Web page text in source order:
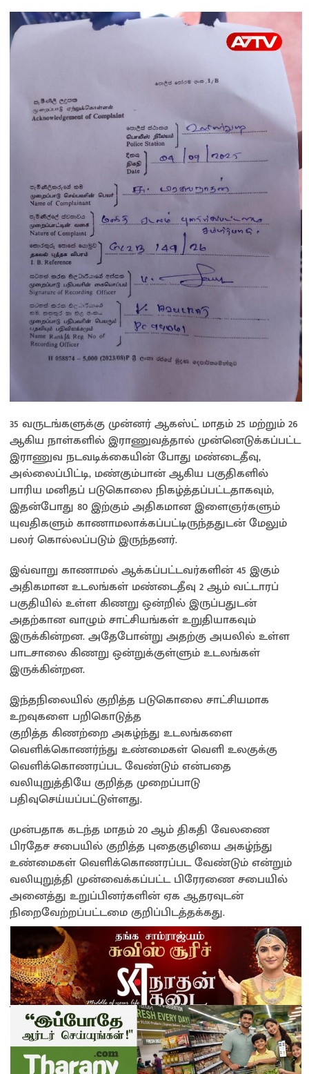
35 வருடங்களுக்கு முன்னர் ஆகஸ்ட் மாதம் 25 மற்றும் 26
ஆகிய நாள்களில் இராணுவத்தால் முன்னெடுக்கப்பட்ட
இராணுவ நடவடிக்கையின் போது மண்டைதீவு,
அல்லைப்பிட்டி, மண்கும்பான் ஆகிய பகுதிகளில்
பாரிய மனிதப் படுகொலை நிகழ்த்தப்பட்டதாகவும்,
இதன்போது 80 இற்கும் அதிகமான இளைஞர்களும்
யுவதிகளும் காணாமலாக்கப்பட்டிருந்ததுடன் மேலும்
பலர் கொல்லப்படும் இருந்தனர்.
இவ்வாறு காணாமல் ஆக்கப்பட்டவர்களின் 45 இகும்
அதிகமான உடலங்கள் மண்டைதீவு 2 ஆம் வட்டாரப்
பகுதியில் உள்ள கிணறு ஒன்றில் இருப்பதுடன்
அதற்கான வாழும் சாட்சியங்கள் உறுதியாகவும்
இருக்கின்றன. அதேபோன்று அதற்கு அயலில் உள்ள
பாடசாலை கிணறு ஒன்றுக்குள்ளும் உடலங்கள்
இருக்கின்றன.
இந்தநிலையில் குறித்த படுகொலை சாட்சியமாக
உறவுகளை பறிகொடுத்த
குறித்த கிணற்றை அகழ்ந்து உடலங்களை
வெளிக்கொணர்ந்து உண்மைகள் வெளி உலகுக்கு
வெளிக்கொணரப்பட வேண்டும் என்பதை
வலியுறுத்தியே குறித்த முறைப்பாடு
பதிவுசெய்யப்பட்டுள்ளது.
முன்பதாக கடந்த மாதம் 20 ஆம் திகதி வேலணை
பிரதேச சபையில் குறித்த புதைகுழியை அகழ்ந்து
உண்மைகள் வெளிக்கொணரப்பட வேண்டும் என்றும்
வலியுறுத்தி முன்வைக்கப்பட்ட பிரேரணை சபையில்
அனைத்து உறுப்பினர்களின் ஏக ஆதரவுடன்
நிறைவேற்றப்பட்டமை குறிப்பிடத்தக்கது.